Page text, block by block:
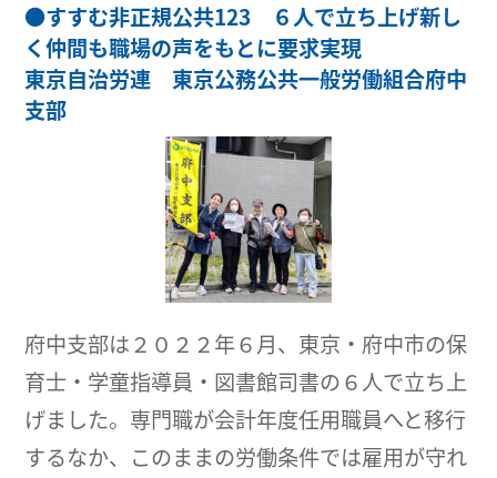
●すすむ非正規公共123 ６人で立ち上げ新し
く仲間も職場の声をもとに要求実現
東京自治労連 東京公務公共一般労働組合府中
支部
府中支部は２０２２年６月、東京・府中市の保
育士・学童指導員・図書館司書の６人で立ち上
げました。専門職が会計年度任用職員へと移行
するなか、このままの労働条件では雇用が守れ